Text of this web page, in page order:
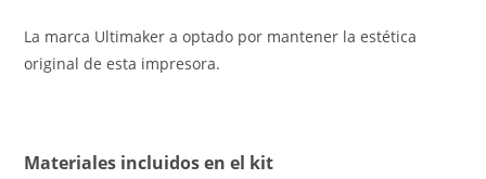
La marca Ultimaker a optado por mantener la estética
original de esta impresora.
Materiales incluidos en el kit